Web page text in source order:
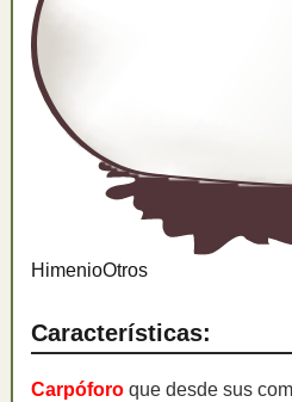
HimenioOtros
Características:
Carpóforo que desde sus